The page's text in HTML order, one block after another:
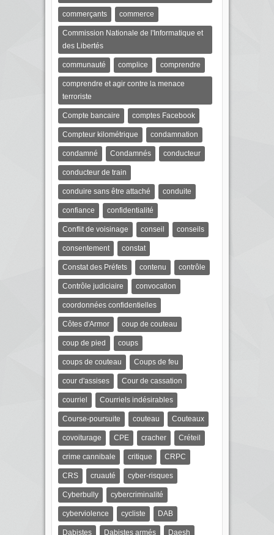
commerçants commerce
Commission Nationale de l'Informatique et
des Libertés
communauté complice comprendre
comprendre et agir contre la menace
terroriste
Compte bancaire comptes Facebook
Compteur kilométrique condamnation
condamné Condamnés conducteur
conducteur de train
conduire sans être attaché conduite
confiance confidentialité
Conflit de voisinage conseil conseils
consentement constat
Constat des Préfets contenu contrôle
Contrôle judiciaire convocation
coordonnées confidentielles
Côtes d'Armor coup de couteau
coup de pied coups
coups de couteau Coups de feu
cour d'assises Cour de cassation
courriel Courriels indésirables
Course-poursuite couteau Couteaux
covoiturage CPE cracher Créteil
crime cannibale critique CRPC
CRS cruauté cyber-risques
Cyberbully cybercriminalité
cyberviolence cycliste DAB
Dabistes Dabistes armés Daesh